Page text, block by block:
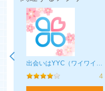
・ヲタ友/ヲタ恋
一緒にヲタな話ができる
そんなあなたにはこちらの
・ミドルエイジ/シニア
ミドルエイジ/シニア（40
の出会いを求める方々にオ4